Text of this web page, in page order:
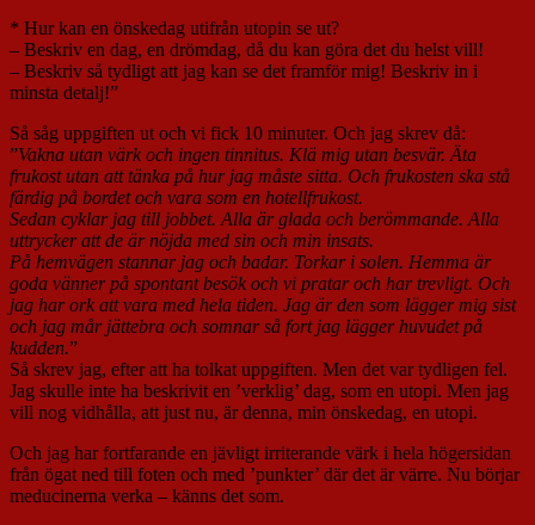
* Hur kan en önskedag utifrån utopin se ut?
– Beskriv en dag, en drömdag, då du kan göra det du helst vill!
– Beskriv så tydligt att jag kan se det framför mig! Beskriv in i
minsta detalj!”
Så såg uppgiften ut och vi fick 10 minuter. Och jag skrev då:
”Vakna utan värk och ingen tinnitus. Klä mig utan besvär. Äta
frukost utan att tänka på hur jag måste sitta. Och frukosten ska stå
färdig på bordet och vara som en hotellfrukost.
Sedan cyklar jag till jobbet. Alla är glada och berömmande. Alla
uttrycker att de är nöjda med sin och min insats.
På hemvägen stannar jag och badar. Torkar i solen. Hemma är
goda vänner på spontant besök och vi pratar och har trevligt. Och
jag har ork att vara med hela tiden. Jag är den som lägger mig sist
och jag mår jättebra och somnar så fort jag lägger huvudet på
kudden.”
Så skrev jag, efter att ha tolkat uppgiften. Men det var tydligen fel.
Jag skulle inte ha beskrivit en ’verklig’ dag, som en utopi. Men jag
vill nog vidhålla, att just nu, är denna, min önskedag, en utopi.
Och jag har fortfarande en jävligt irriterande värk i hela högersidan
från ögat ned till foten och med ’punkter’ där det är värre. Nu börjar
meducinerna verka – känns det som.